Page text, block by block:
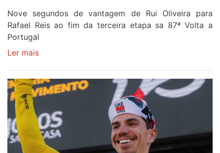
Nove segundos de vantagem de Rui Oliveira para
Rafael Reis ao fim da terceira etapa sa 87ª Volta a
Portugal
Ler mais
Amarela
continua
ser
do
gaiense
Rui